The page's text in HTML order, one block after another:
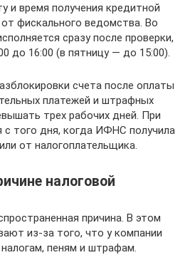
и время получения кредитной
фискального ведомства. Во
сразу после проверки,
до 16:00 (в пятницу — до 15:00).
счета после оплаты
платежей и штрафных
трех рабочих дней. При
с того дня, когда ИФНС получила
от налогоплательщика.
налоговой
причина. В этом
из-за того, что у компании
пеням и штрафам.